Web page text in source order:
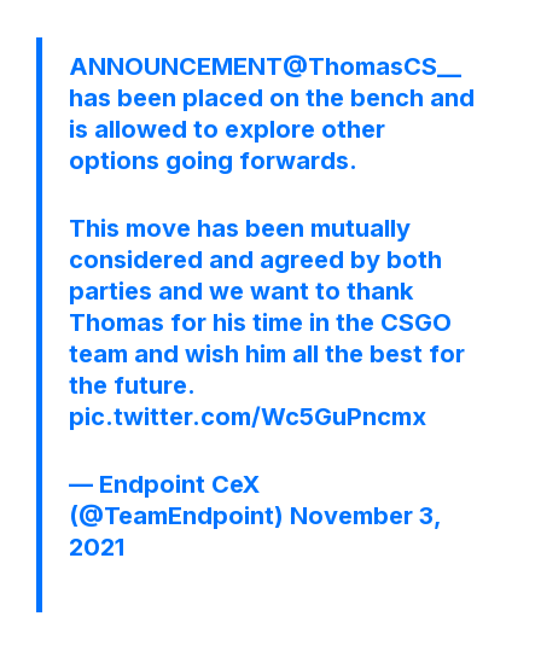
ANNOUNCEMENT@ThomasCS__
has been placed on the bench and
is allowed to explore other
options going forwards.
This move has been mutually
considered and agreed by both
parties and we want to thank
Thomas for his time in the CSGO
team and wish him all the best for
the future.
pic.twitter.com/Wc5GuPncmx
— Endpoint CeX
(@TeamEndpoint) November 3,
2021